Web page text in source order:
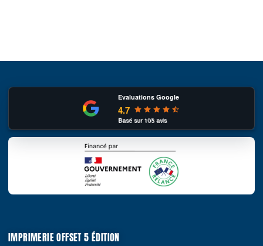
Evaluations Google
4.7
Basé sur105avis
IMPRIMERIE OFFSET 5 ÉDITION